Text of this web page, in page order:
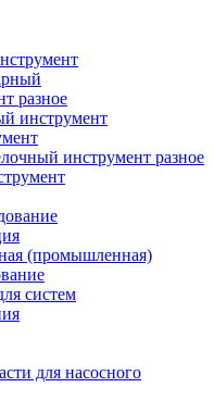
разное
инструмент
инструмент разное
(промышленная)
систем
для насосного